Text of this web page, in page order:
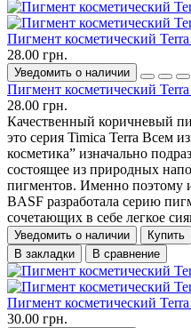
Пигмент косметический
28.00 грн.
Уведомить о наличии
Пигмент косметический
28.00 грн.
Качественный коричневый
это серия Timica Terra Всем
косметика” изначально
состоящее из природных
пигментов. Именно поэтому
BASF разработала серию
сочетающих в себе легкое
Уведомить о наличии
Купить
В закладки
В сравнение
Пигмент косметический Terra
30.00 грн.